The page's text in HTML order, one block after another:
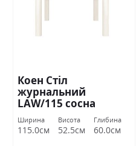
Коен Стіл
журнальний
LAW/115 сосна
каньйон/дуб
корабельний БРВ
Україна
Ширина
115.0см
Висота
52.5см
Глибина
60.0см